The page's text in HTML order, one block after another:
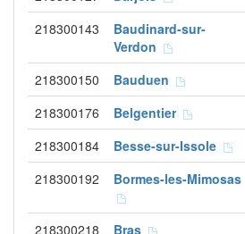
218300143
Baudinard-sur-
Verdon
218300150 Bauduen
218300176 Belgentier
218300184 Besse-sur-Issole
218300192 Bormes-les-Mimosas
218300218 Bras